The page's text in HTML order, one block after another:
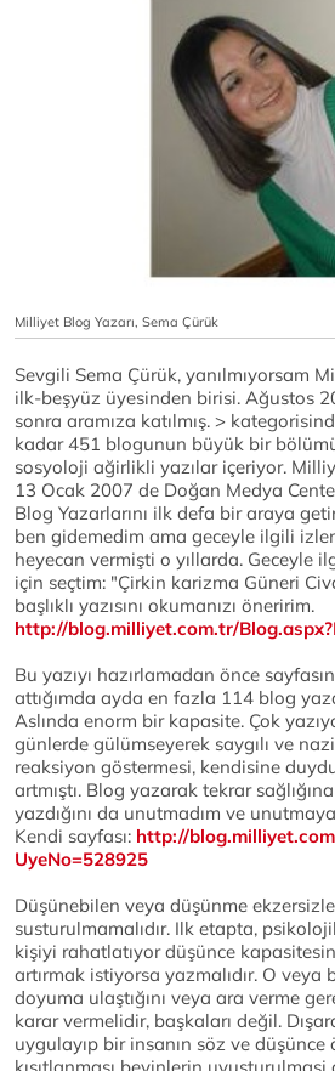
Milliyet Blog Yazarı, Sema Çürük
Sevgili Sema Çürük, yanılmıyorsam
ilk-beşyüz üyesinden birisi. Ağustos
sonra aramıza katılmış. >
kadar 451 blogunun büyük bir
sosyoloji ağirlikli yazılar içeriyor.
13 Ocak 2007 de Doğan Medya
Blog Yazarlarını ilk defa bir araya
ben gidemedim ama geceyle ilgili
heyecan vermişti o yıllarda. Geceyle
için seçtim: "Çirkin karizma Güneri
başlıklı yazısını okumanızı öneririm.
http://blog.milliyet.com.tr/
Bu yazıyı hazırlamadan önce
attığımda ayda en fazla 114 blog
Aslında enorm bir kapasite. Çok
günlerde gülümseyerek saygılı ve
reaksiyon göstermesi, kendisine
artmıştı. Blog yazarak tekrar
yazdığını da unutmadım ve
Kendi sayfası: http://
UyeNo=528925
Düşünebilen veya düşünme
susturulmamalıdır. Ilk etapta,
kişiyi rahatlatıyor düşünce
artırmak istiyorsa yazmalıdır. O veya
doyuma ulaştığını veya ara verme
karar vermelidir, başkaları değil.
uygulayıp bir insanın söz ve